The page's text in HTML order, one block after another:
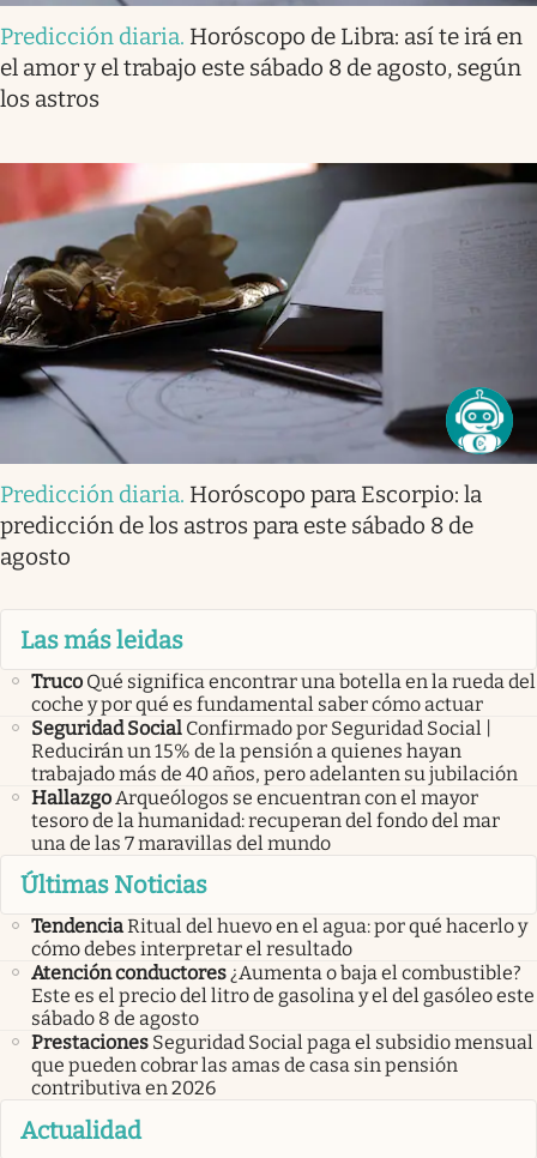
Predicción diaria. Horóscopo de Libra: así te irá en
el amor y el trabajo este sábado 8 de agosto, según
los astros
Predicción diaria. Horóscopo para Escorpio: la
predicción de los astros para este sábado 8 de
agosto
Las más leidas
Truco Qué significa encontrar una botella en la rueda del
coche y por qué es fundamental saber cómo actuar
Seguridad Social Confirmado por Seguridad Social |
Reducirán un 15% de la pensión a quienes hayan
trabajado más de 40 años, pero adelanten su jubilación
HallazgoArqueólogos se encuentran con el mayor
tesoro de la humanidad: recuperan del fondo del mar
una de las 7 maravillas del mundo
Últimas Noticias
TendenciaRitual del huevo en el agua: por qué hacerlo y
cómo debes interpretar el resultado
Atención conductores¿Aumenta o baja el combustible?
Este es el precio del litro de gasolina y el del gasóleo este
sábado 8 de agosto
Prestaciones Seguridad Social paga el subsidio mensual
que pueden cobrar las amas de casa sin pensión
contributiva en 2026
Actualidad